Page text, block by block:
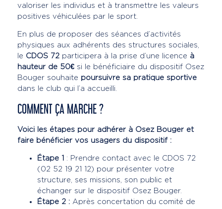
valoriser les individus et à transmettre les valeurs
positives véhiculées par le sport.
En plus de proposer des séances d’activités
physiques aux adhérents des structures sociales,
le CDOS 72 participera à la prise d’une licence à
hauteur de 50€ si le bénéficiaire du dispositif Osez
Bouger souhaite poursuivre sa pratique sportive
dans le club qui l’a accueilli.
COMMENT ÇA MARCHE ?
Voici les étapes pour adhérer à Osez Bouger et
faire bénéficier vos usagers du dispositif :
Étape 1 : Prendre contact avec le CDOS 72
(02 52 19 21 12) pour présenter votre
structure, ses missions, son public et
échanger sur le dispositif Osez Bouger.
Étape 2 : Après concertation du comité de